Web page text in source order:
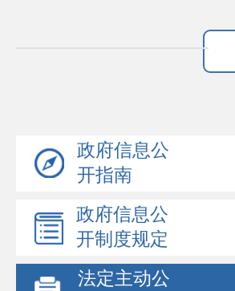
政府信息公
开指南
政府信息公
开制度规定
法定主动公